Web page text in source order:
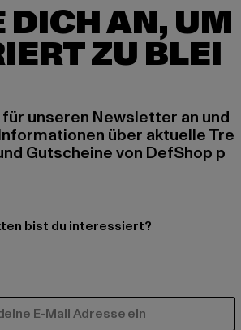
DICH AN, UM
ZU BLEI
unseren Newsletter an und
über aktuelle Tre
Gutscheine von DefShop p
bist du interessiert?